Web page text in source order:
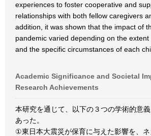
experiences to foster cooperative and
relationships with both fellow caregivers
addition, it was shown that the impact of
pandemic varied depending on the
and the specific circumstances of each
Academic Significance and Societal
Research Achievements
本研究を通じて、以下の３つの学術的意
あった。
①東日本大震災が保育に与えた影響を、